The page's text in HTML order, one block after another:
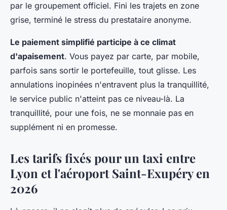
par le groupement officiel. Fini les trajets en zone
grise, terminé le stress du prestataire anonyme.
Le paiement simplifié participe à ce climat
d'apaisement. Vous payez par carte, par mobile,
parfois sans sortir le portefeuille, tout glisse. Les
annulations inopinées n'entravent plus la tranquillité,
le service public n'atteint pas ce niveau-là. La
tranquillité, pour une fois, ne se monnaie pas en
supplément ni en promesse.
Les tarifs fixés pour un taxi entre
Lyon et l'aéroport Saint-Exupéry en
2026